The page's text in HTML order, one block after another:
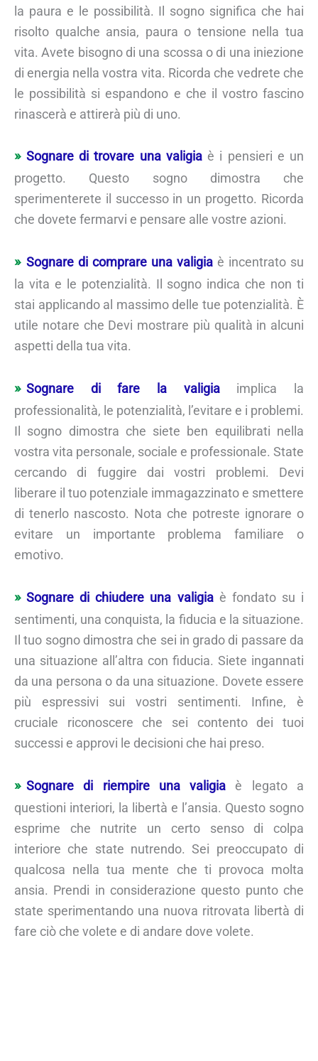
la paura e le possibilità. Il sogno significa che hai
risolto qualche ansia, paura o tensione nella tua
vita. Avete bisogno di una scossa o di una iniezione
di energia nella vostra vita. Ricorda che vedrete che
le possibilità si espandono e che il vostro fascino
rinascerà e attirerà più di uno.
Sognare di trovare una valigiaè i pensieri e un
progetto. Questo sogno dimostra che
sperimenterete il successo in un progetto. Ricorda
che dovete fermarvi e pensare alle vostre azioni.
Sognare di comprare una valigia è incentrato su
la vita e le potenzialità. Il sogno indica che non ti
stai applicando al massimo delle tue potenzialità. È
utile notare che Devi mostrare più qualità in alcuni
aspetti della tua vita.
Sognare di fare la valigiaimplica la
professionalità, le potenzialità, l’evitare e i problemi.
Il sogno dimostra che siete ben equilibrati nella
vostra vita personale, sociale e professionale. State
cercando di fuggire dai vostri problemi. Devi
liberare il tuo potenziale immagazzinato e smettere
di tenerlo nascosto. Nota che potreste ignorare o
evitare un importante problema familiare o
emotivo.
Sognare di chiudere una valigiaè fondato su i
sentimenti, una conquista, la fiducia e la situazione.
Il tuo sogno dimostra che sei in grado di passare da
una situazione all’altra con fiducia. Siete ingannati
da una persona o da una situazione. Dovete essere
più espressivi sui vostri sentimenti. Infine, è
cruciale riconoscere che sei contento dei tuoi
successi e approvi le decisioni che hai preso.
Sognare di riempire una valigia è legato a
questioni interiori, la libertà e l’ansia. Questo sogno
esprime che nutrite un certo senso di colpa
interiore che state nutrendo. Sei preoccupato di
qualcosa nella tua mente che ti provoca molta
ansia. Prendi in considerazione questo punto che
state sperimentando una nuova ritrovata libertà di
fare ciò che volete e di andare dove volete.